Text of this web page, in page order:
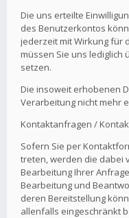
Die uns erteilte
des Benutzerkontos
jederzeit mit Wirkung für
müssen Sie uns lediglich
setzen.
Die insoweit erhobenen
Verarbeitung nicht mehr
Kontaktanfragen /
Sofern Sie per
treten, werden die dabei
Bearbeitung Ihrer
Bearbeitung und
deren Bereitstellung
allenfalls eingeschränkt